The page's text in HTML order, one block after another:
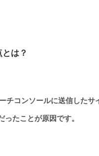
は？
チコンソールに送信したサ
たことが原因です。